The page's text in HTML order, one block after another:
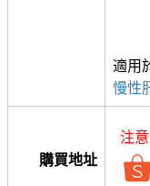
適用
慢性
購買地址
注意